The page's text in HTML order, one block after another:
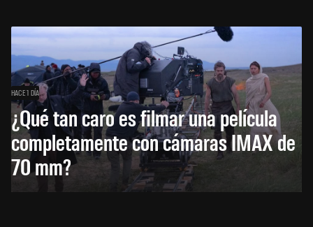
HACE 1 DÍA
¿Qué tan caro es filmar una película
completamente con cámaras IMAX de
70 mm?